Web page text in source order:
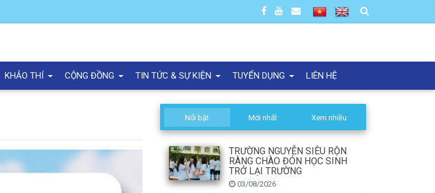
KHẢO THÍ CỘNG ĐỒNG TIN TỨC & SỰ KIỆN TUYỂN DỤNG LIÊN HỆ
Nổi bật Mới nhất Xem nhiều
TRƯỜNG NGUYỄN SIÊU RỘN
RÀNG CHÀO ĐÓN HỌC SINH
TRỞ LẠI TRƯỜNG
03/08/2026